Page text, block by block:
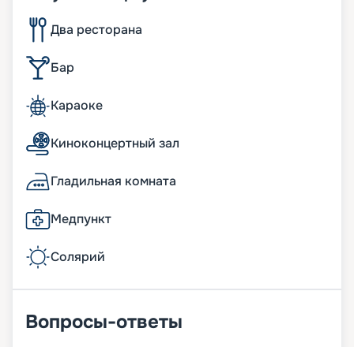
Два ресторана
Бар
Караоке
Киноконцертный зал
Гладильная комната
Медпункт
Солярий
Вопросы-ответы